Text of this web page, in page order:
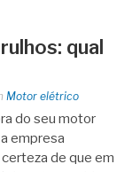
qual
Motor elétrico
do seu motor
empresa
de que em